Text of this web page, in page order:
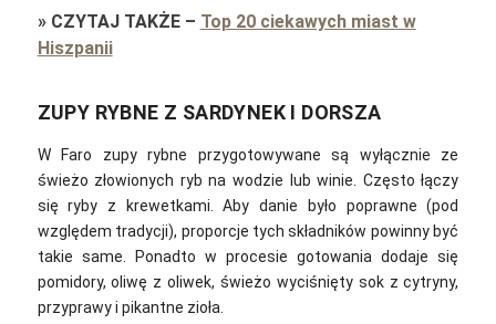
» CZYTAJ TAKŻE– Top 20 ciekawych miast w
Hiszpanii
ZUPY RYBNE Z SARDYNEK I DORSZA
W Faro zupy rybne przygotowywane są wyłącznie ze
świeżo złowionych ryb na wodzie lub winie. Często łączy
się ryby z krewetkami. Aby danie było poprawne (pod
względem tradycji), proporcje tych składników powinny być
takie same. Ponadto w procesie gotowania dodaje się
pomidory, oliwę z oliwek, świeżo wyciśnięty sok z cytryny,
przyprawy i pikantne zioła.